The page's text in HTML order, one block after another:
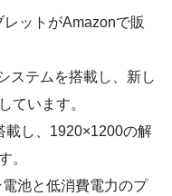
ットがAmazonで販
ステムを搭載し、新し
ています。
載し、1920×1200の解
。
池と低消費電力のプ